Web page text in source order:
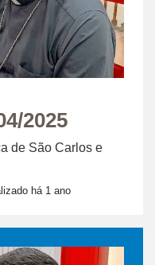
2025
de São Carlos e
há 1 ano